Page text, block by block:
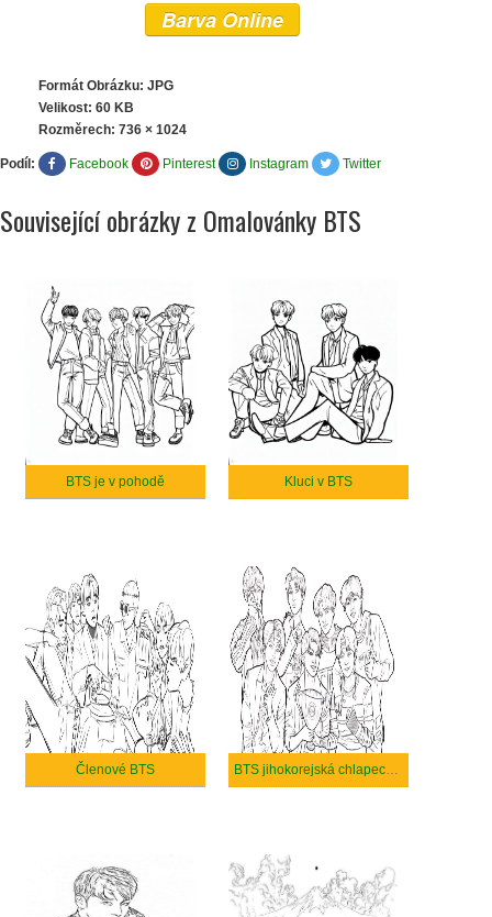
Barva Online
Formát Obrázku: JPG
Velikost: 60 KB
Rozměrech: 736 × 1024
Podíl: Facebook Pinterest Instagram Twitter
Související obrázky z Omalovánky BTS
BTS je v pohodě Kluci v BTS
Členové BTS BTS jihokorejská chlapecká skupina